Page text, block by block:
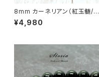
8mm カーネリアン（紅玉髄/カ
ルセドニー）ブレスレット【ブラジ
ル産】
¥4,980